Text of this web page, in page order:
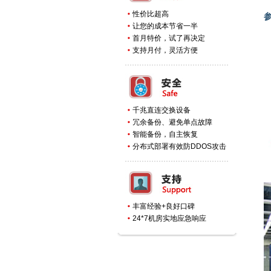
性价比超高
让您的成本节省一半
首月特价，试了再决定
支持月付，灵活方便
千兆直连交换设备
冗余备份、避免单点故障
智能备份，自主恢复
分布式部署有效防DDOS攻击
丰富经验+良好口碑
24*7机房实地应急响应